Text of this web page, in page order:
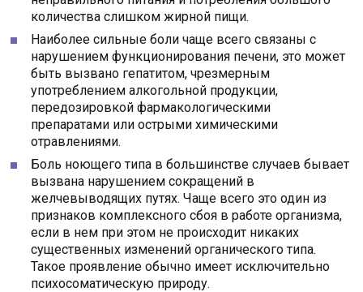
количества слишком жирной пищи.
Наиболее сильные боли чаще всего связаны с
нарушением функционирования печени, это может
быть вызвано гепатитом, чрезмерным
употреблением алкогольной продукции,
передозировкой фармакологическими
препаратами или острыми химическими
отравлениями.
Боль ноющего типа в большинстве случаев бывает
вызвана нарушением сокращений в
желчевыводящих путях. Чаще всего это один из
признаков комплексного сбоя в работе организма,
если в нем при этом не происходит никаких
существенных изменений органического типа.
Такое проявление обычно имеет исключительно
психосоматическую природу.